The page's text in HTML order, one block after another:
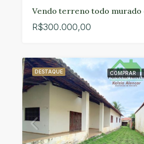
R$300.000,00
DESTAQUE COMPRAR